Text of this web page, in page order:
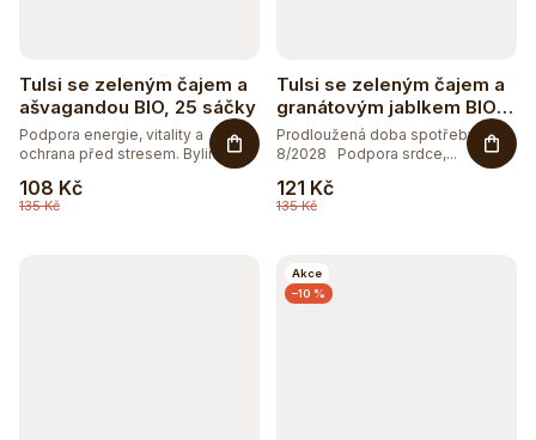
Tulsi se zeleným čajem a
ašvagandou BIO, 25 sáčky
135 Kč
108 Kč
Podpora energie, vitality a
ochrana před stresem. Bylinná...
Tulsi se zeleným čajem a
granátovým jablkem BIO,
25 sáčky
135 Kč
121 Kč
Prodloužená doba spotřeby
8/2028 Podpora srdce,...
Akce
–10 %